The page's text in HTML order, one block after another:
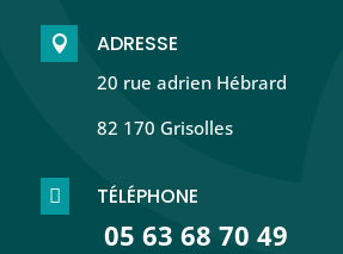
 ADRESSE
20 rue adrien Hébrard
82 170 Grisolles
 TÉLÉPHONE
05 63 68 70 49